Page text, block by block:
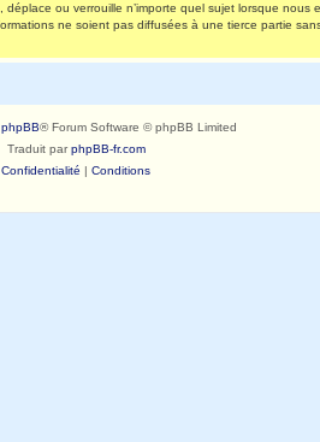
ou verrouille n’importe quel sujet lorsque
ne soient pas diffusées à une tierce partie
phpBB® Forum Software © phpBB Limited
Traduit parphpBB-fr.com
Confidentialité | Conditions